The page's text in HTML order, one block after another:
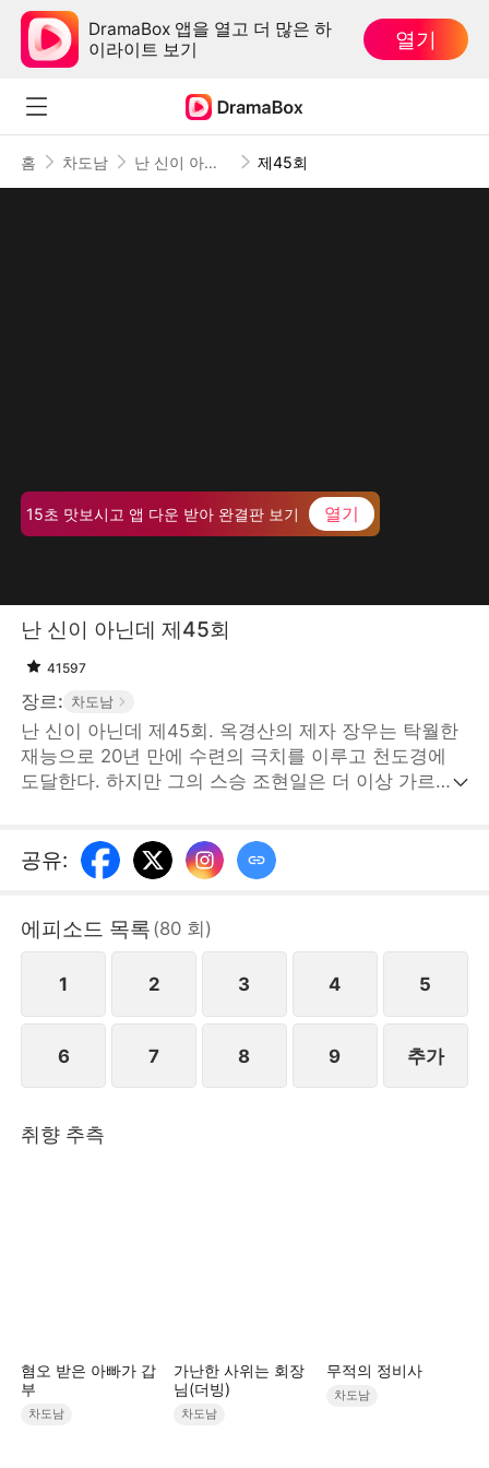
DramaBox 앱을 열고 더 많은 하
이라이트 보기
열기
홈 차도남 난 신이 아닌데 제45회
15초 맛보시고 앱 다운 받아 완결판 보기 열기
난 신이 아닌데 제45회
41597
장르: 차도남
난 신이 아닌데 제45회. 옥경산의 제자 장우는 탁월한
재능으로 20년 만에 수련의 극치를 이루고 천도경에
도달한다. 하지만 그의 스승 조현일은 더 이상 가르칠
다. 장우는 하산 도중 장씨 가문의 가주 장경지가 누군
가의 음모에 의해 철근이 머리를 관통하는 중상을 입고
PTE.LTD
공유:
에피소드 목록 (80 회)
1 2 3 4 5
6 7 8 9 추가
취향 추측
혐오 받은 아빠가 갑
부
차도남
가난한 사위는 회장
님(더빙)
차도남
무적의 정비사
차도남